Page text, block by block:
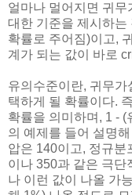
얼마나 멀어지면 귀무
대한 기준을 제시하는
확률로 주어짐)이고,
계가 되는 값이 바로
유의수준이란, 귀무가
택하게 될 확률이다.
확률을 의미하며, 1 - (
의 예제를 들어 설명
압은 140이고, 정규분
이나 350과 같은 극단
나 이런 값이 나올 가